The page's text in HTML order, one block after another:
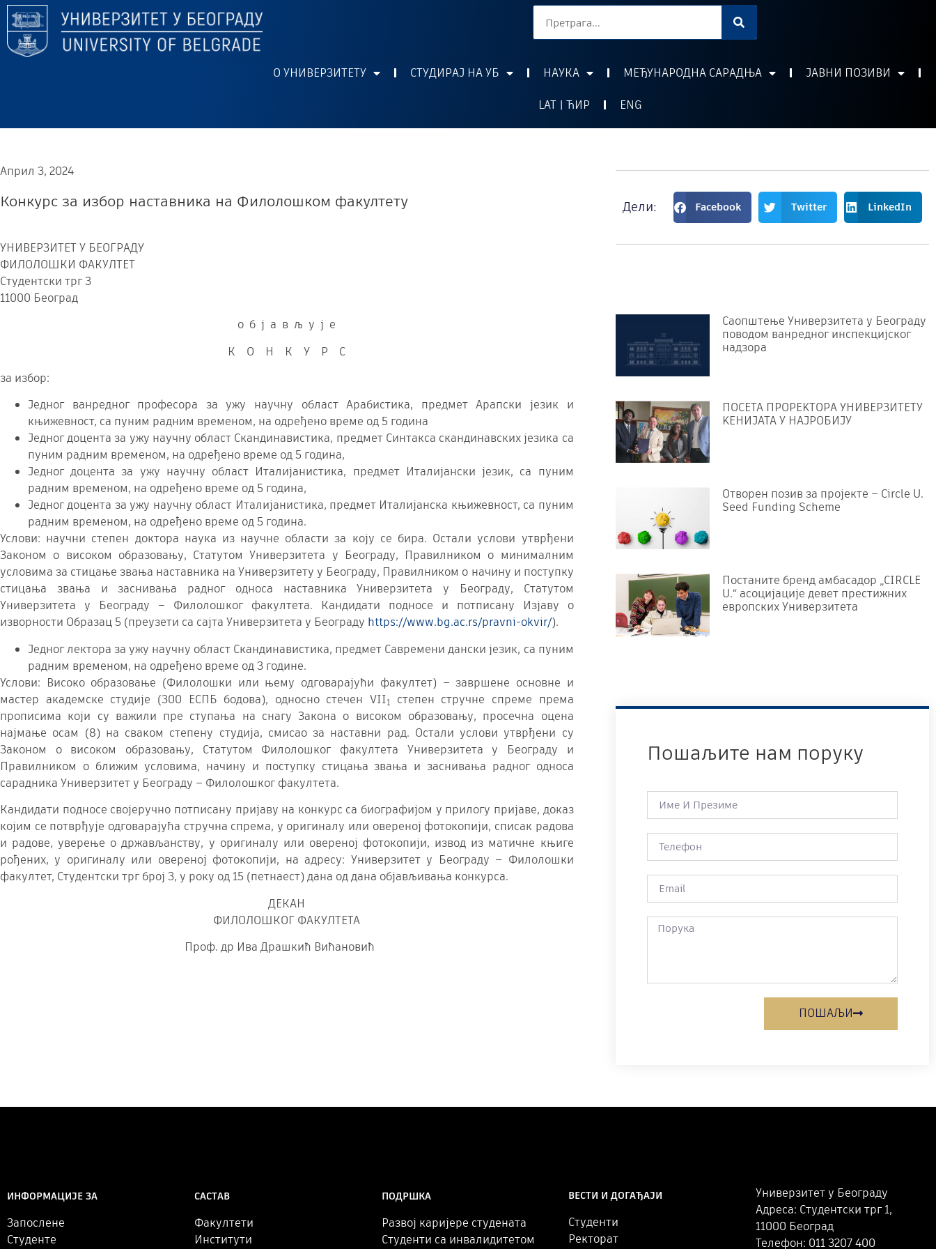
О УНИВЕРЗИТЕТУ СТУДИРАЈ НА УБ НАУКА МЕЂУНАРОДНА САРАДЊА
ЈАВНИ ПОЗИВИ
LAT | ЋИР
ENG
Април 3, 2024
Конкурс за избор наставника на Филолошком факултету
УНИВЕРЗИТЕТ У БЕОГРАДУ
ФИЛОЛОШКИ ФАКУЛТЕТ
Студентски трг 3
11000 Београд
о б ј а в љ у ј е
К О Н К У Р С
за избор:
Једног ванредног професора за ужу научну област Арабистика, предмет Арапски језик и
књижевност, са пуним радним временом, на одређено време од 5 година
Једног доцента за ужу научну област Скандинавистика, предмет Синтакса скандинавских језика са
пуним радним временом, на одређено време од 5 година,
Једног доцента за ужу научну област Италијанистика, предмет Италијански језик, са пуним
радним временом, на одређено време од 5 година,
Једног доцента за ужу научну област Италијанистика, предмет Италијанска књижевност, са пуним
радним временом, на одређено време од 5 година.
Услови: научни степен доктора наука из научне области за коју се бира. Остали услови утврђени
Законом о високом образовању, Статутом Универзитета у Београду, Правилником о минималним
условима за стицање звања наставника на Универзитету у Београду, Правилником о начину и поступку
стицања звања и заснивања радног односа наставника Универзитета у Београду, Статутом
Универзитета у Београду – Филолошког факултета. Кандидати подносе и потписану Изјаву о
изворности Образац 5 (преузети са сајта Универзитета у Београду https://www.bg.ac.rs/pravni-okvir/).
Једног лектора за ужу научну област Скандинавистика, предмет Савремени дански језик, са пуним
радним временом, на одређено време од 3 године.
Услови: Високо образовање (Филолошки или њему одговарајући факултет) – завршене основне и
мастер академске студије (300 ЕСПБ бодова), односно стечен VII1
степен стручне спреме према
прописима који су важили пре ступања на снагу Закона о високом образовању, просечна оцена
најмање осам (8) на сваком степену студија, смисао за наставни рад. Остали услови утврђени су
Законoм о високом образовању, Статутoм Филолошког факултета Универзитета у Београду и
Правилником о ближим условима, начину и поступку стицања звања и заснивања радног односа
сарадника Универзитет у Београду – Филолошког факултета.
Кандидати подносе својеручно потписану пријаву на конкурс са биографијом у прилогу пријаве, доказ
којим се потврђује одговарајућа стручна спрема, у оригиналу или овереној фотокопији, списак радова
и радове, уверење о држављанству, у оригиналу или овереној фотокопији, извод из матичне књиге
рођених, у оригиналу или овереној фотокопији, на адресу: Универзитет у Београду – Филолошки
факултет, Студентски трг број 3, у року од 15 (петнаест) дана од дана објављивања конкурса.
ДЕКАН
ФИЛОЛОШКОГ ФАКУЛТЕТА
Проф. др Ива Драшкић Вићановић
Дели: Facebook Twitter LinkedIn
Саопштење Универзитета у Београду
поводом ванредног инспекцијског
надзора
ПОСЕТА ПРОРЕKТОРА УНИВЕРЗИТЕТУ
KЕНИЈАТА У НАЈРОБИЈУ
Отворен позив за пројекте – Circle U.
Seed Funding Scheme
Постаните бренд амбасадор „CIRCLE
U.“ асоцијације девет престижних
европских Универзитета
Пошаљите нам поруку
ПОШАЉИ
ИНФОРМАЦИЈЕ ЗА
Запослене
Студенте
САСТАВ
Факултети
Институти
ПОДРШКА
Развој каријере студената
Студенти са инвалидитетом
ВЕСТИ И ДОГАЂАЈИ
Студенти
Ректорат
Универзитет у Београду
Адреса: Студентски трг 1,
11000 Београд
Телефон: 011 3207 400